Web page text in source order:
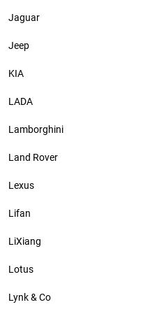
Jaguar
Jeep
KIA
LADA
Lamborghini
Land Rover
Lexus
Lifan
LiXiang
Lotus
Lynk & Co